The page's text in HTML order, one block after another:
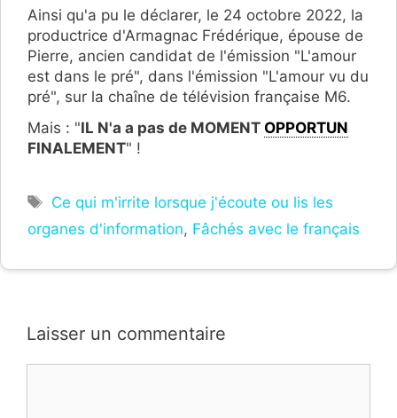
Ainsi qu'a pu le déclarer, le 24 octobre 2022, la
productrice d'Armagnac Frédérique, épouse de
Pierre, ancien candidat de l'émission "L'amour
est dans le pré", dans l'émission "L'amour vu du
pré", sur la chaîne de télévision française M6.
Mais : "IL N'a a pas de MOMENT OPPORTUN
FINALEMENT" !
Étiquettes
Ce qui m'irrite lorsque j'écoute ou lis les
organes d'information, Fâchés avec le français
Laisser un commentaire